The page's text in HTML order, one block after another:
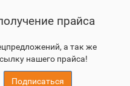
прайса
а так же
нашего прайса!
Подписаться